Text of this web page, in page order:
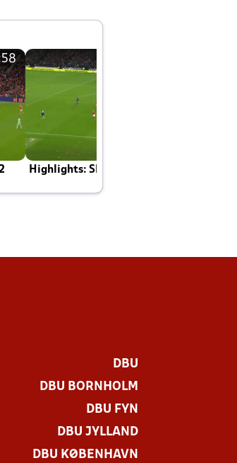
Highlights: Skotland - Danmark 4-2
DBU
DBU BORNHOLM
DBU FYN
DBU JYLLAND
DBU KØBENHAVN